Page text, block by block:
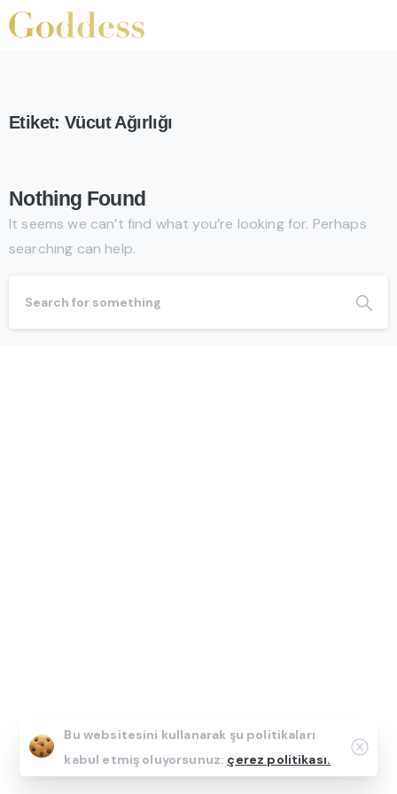
Etiket:Vücut Ağırlığı
Nothing Found
It seems we can’t find what you’re looking for. Perhaps
searching can help.
Bu websitesini kullanarak şu politikaları
kabul etmiş oluyorsunuz: çerez politikası.